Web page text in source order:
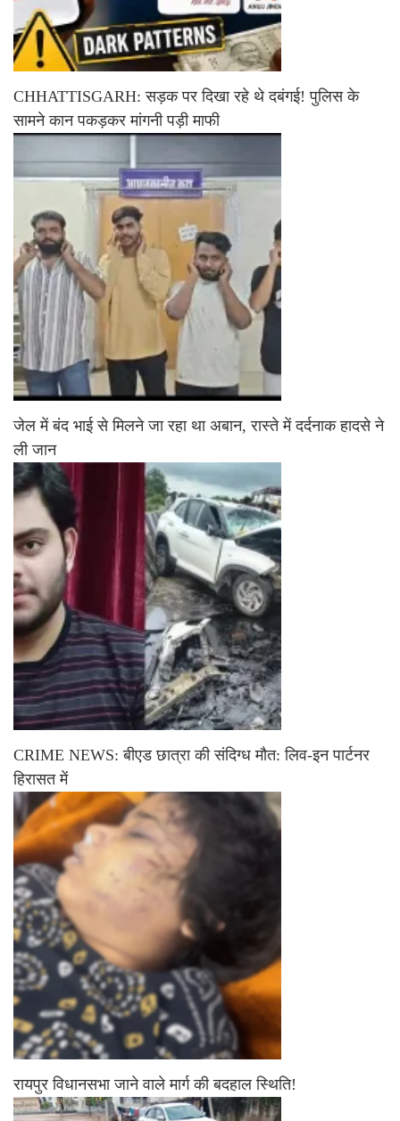
CHHATTISGARH: सड़क पर दिखा रहे थे दबंगई! पुलिस के
सामने कान पकड़कर मांगनी पड़ी माफी
जेल में बंद भाई से मिलने जा रहा था अबान, रास्ते में दर्दनाक हादसे ने
ली जान
CRIME NEWS: बीएड छात्रा की संदिग्ध मौत: लिव-इन पार्टनर
हिरासत में
रायपुर विधानसभा जाने वाले मार्ग की बदहाल स्थिति!